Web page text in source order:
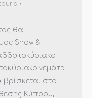
θα
Show &
γεμάτο
βρίσκεται στο
Κύπρου,